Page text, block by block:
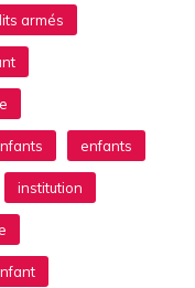
armés
enfants
institution